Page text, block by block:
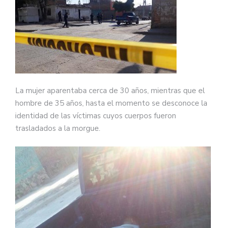
La mujer aparentaba cerca de 30 años, mientras que el
hombre de 35 años, hasta el momento se desconoce la
identidad de las víctimas cuyos cuerpos fueron
trasladados a la morgue.